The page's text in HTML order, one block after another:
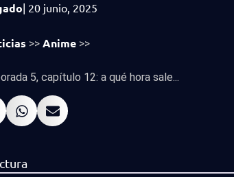
| 20 junio, 2025
>> Anime >>
5, capítulo 12: a qué hora sale...